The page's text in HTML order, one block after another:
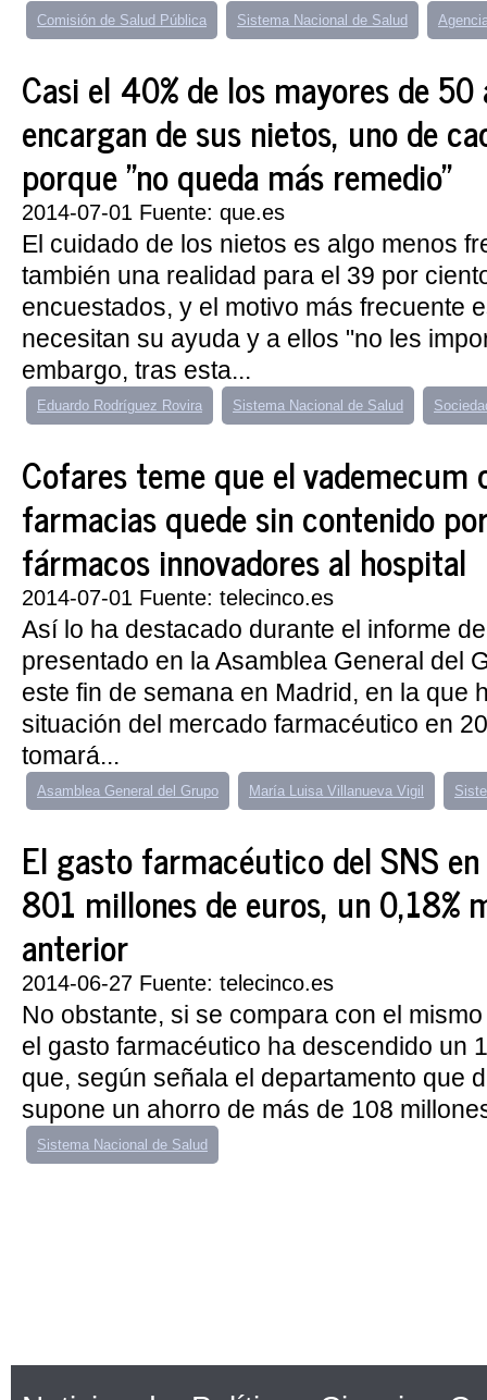
Comisión de Salud Pública Sistema Nacional de Salud
Casi el 40% de los mayores de 50
encargan de sus nietos, uno de
porque "no queda más remedio"
2014-07-01 Fuente: que.es
El cuidado de los nietos es algo menos
también una realidad para el 39 por
encuestados, y el motivo más frecuente
necesitan su ayuda y a ellos "no les
embargo, tras esta...
Eduardo Rodríguez Rovira Sistema Nacional de Salud
Cofares teme que el vademecum
farmacias quede sin contenido
fármacos innovadores al hospital
2014-07-01 Fuente: telecinco.es
Así lo ha destacado durante el informe
presentado en la Asamblea General del
este fin de semana en Madrid, en la que
situación del mercado farmacéutico en
tomará...
Asamblea General del Grupo María Luisa Villanueva Vigil
El gasto farmacéutico del SNS
801 millones de euros, un 0,18%
anterior
2014-06-27 Fuente: telecinco.es
No obstante, si se compara con el
el gasto farmacéutico ha descendido un
que, según señala el departamento que
supone un ahorro de más de 108
Sistema Nacional de Salud